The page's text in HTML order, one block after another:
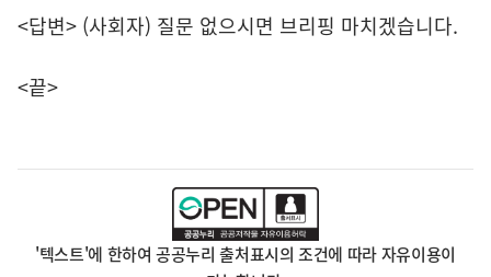
<답변> (사회자) 질문 없으시면 브리핑 마치겠습니다.
<끝>
'텍스트'에 한하여 공공누리 출처표시의 조건에 따라 자유이용이